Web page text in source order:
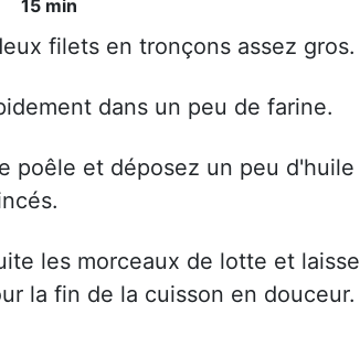
15 min
filets en tronçons assez gros.
dans un peu de farine.
poêle et déposez un peu
les morceaux de lotte et
la fin de la cuisson en douceur.